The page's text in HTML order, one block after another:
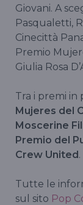
Giovani. A
Pasqualetti,
Cinecittà
Premio
Giulia Rosa
Tra i premi in
Mujeres del
Moscerine
Premio del
Crew United.
Tutte le
sul sito Pop